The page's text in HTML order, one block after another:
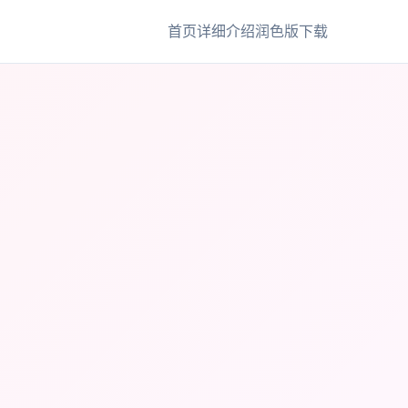
首页详细介绍润色版下载